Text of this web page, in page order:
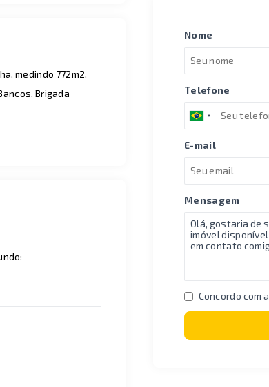
medindo 772m2,
Brigada
Nome
Telefone
E-mail
Mensagem
Concordo com a